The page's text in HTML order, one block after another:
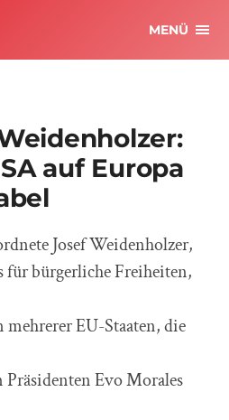
MENÜ
auf Europa
Josef Weidenholzer,
für bürgerliche Freiheiten,
EU-Staaten, die
Evo Morales